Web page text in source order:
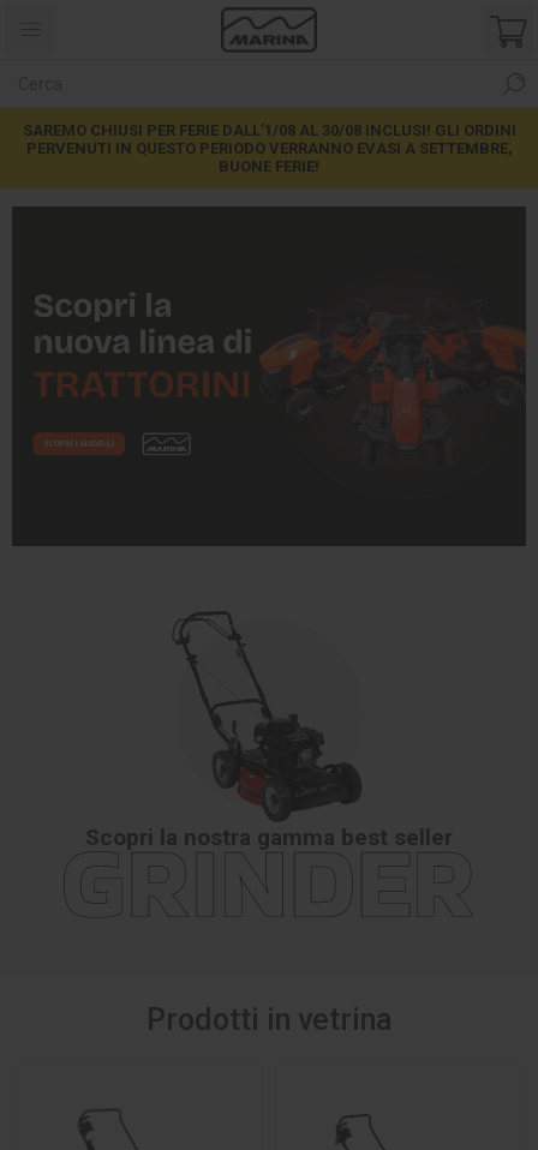
SAREMO CHIUSI PER FERIE DALL’1/08 AL 30/08 INCLUSI! GLI ORDINI
PERVENUTI IN QUESTO PERIODO VERRANNO EVASI A SETTEMBRE,
BUONE FERIE!
Scopri la nostra gamma best seller
Prodotti in vetrina